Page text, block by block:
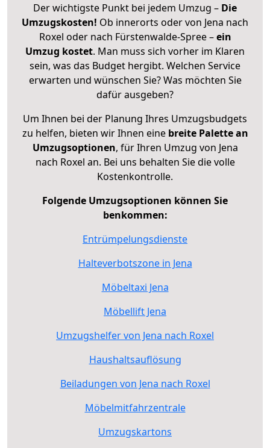
Der wichtigste Punkt bei jedem Umzug – Die
Umzugskosten! Ob innerorts oder von Jena nach
Roxel oder nach Fürstenwalde-Spree –ein
Umzug kostet. Man muss sich vorher im Klaren
sein, was das Budget hergibt. Welchen Service
erwarten und wünschen Sie? Was möchten Sie
dafür ausgeben?
Um Ihnen bei der Planung Ihres Umzugsbudgets
zu helfen, bieten wir Ihnen eine breite Palette an
Umzugsoptionen, für Ihren Umzug von Jena
nach Roxel an. Bei uns behalten Sie die volle
Kostenkontrolle.
Folgende Umzugsoptionen können Sie
benkommen:
Entrümpelungsdienste
Halteverbotszone in Jena
Möbeltaxi Jena
Möbellift Jena
Umzugshelfer von Jena nach Roxel
Haushaltsauflösung
Beiladungen von Jena nach Roxel
Möbelmitfahrzentrale
Umzugskartons